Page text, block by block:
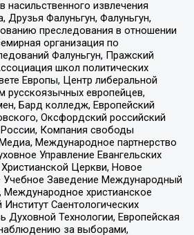
насильственного извлечения
Друзья Фалуньгун, Фалуньгун,
преследования в отношении
организация по
Фалуньгун, Пражский
школ политических
Европы, Центр либеральной
русскоязычных европейцев,
Бард колледж, Европейский
Оксфордский российский
Компания свободы
Международное партнерство
Управление Евангельских
Церкви, Новое
Учебное Заведение Международный
христианское
Саентологических
Духовной Технологии, Европейская
за выборами,